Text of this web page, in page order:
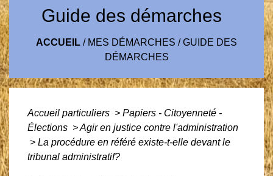
Guide des démarches
ACCUEIL / MES DÉMARCHES /GUIDE DES
DÉMARCHES
Accueil particuliers > Papiers - Citoyenneté -
Élections >Agir en justice contre l'administration
> La procédure en référé existe-t-elle devant le
tribunal administratif?